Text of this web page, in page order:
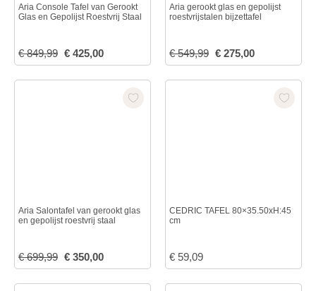
Aria Console Tafel van Gerookt
Glas en Gepolijst Roestvrij Staal
€849,99 € 425,00
Aria gerookt glas en gepolijst
roestvrijstalen bijzettafel
€549,99 € 275,00
Aria Salontafel van gerookt glas
en gepolijst roestvrij staal
€699,99 € 350,00
CEDRIC TAFEL 80×35.50xH:45
cm
€ 59,09